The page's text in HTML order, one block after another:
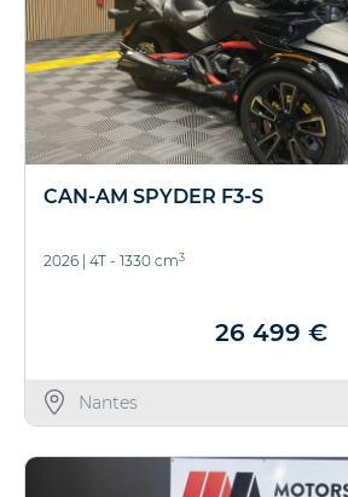
CAN-AM SPYDER F3-S
2026 4T - 1330 cm3
26 499 €
Nantes